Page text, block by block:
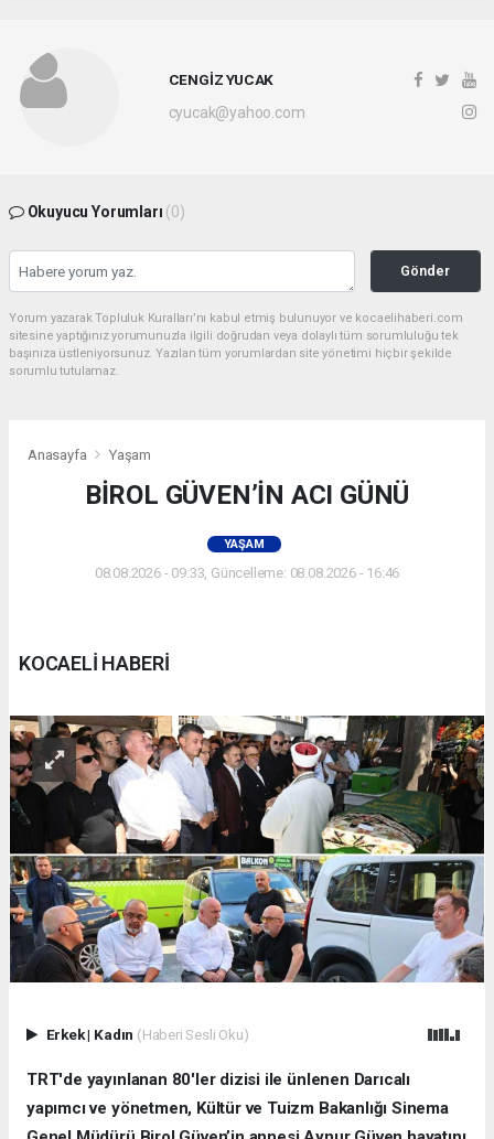
CENGİZ YUCAK
cyucak@yahoo.com
Okuyucu Yorumları (0)
Gönder
Yorum yazarak Topluluk Kuralları’nı kabul etmiş bulunuyor ve kocaelihaberi.com
sitesine yaptığınız yorumunuzla ilgili doğrudan veya dolaylı tüm sorumluluğu tek
başınıza üstleniyorsunuz. Yazılan tüm yorumlardan site yönetimi hiçbir şekilde
sorumlu tutulamaz.
Anasayfa Yaşam
BİROL GÜVEN’İN ACI GÜNÜ
YAŞAM
08.08.2026 - 09:33, Güncelleme: 08.08.2026 - 16:46
KOCAELİ HABERİ
Erkek| Kadın (Haberi Sesli Oku)
TRT'de yayınlanan 80'ler dizisi ile ünlenen Darıcalı
yapımcı ve yönetmen, Kültür ve Tuizm Bakanlığı Sinema